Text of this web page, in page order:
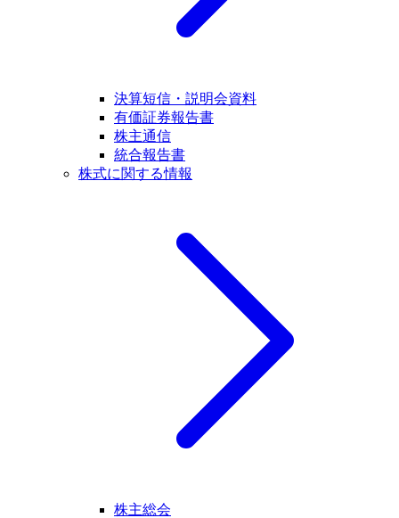
決算短信・説明会資料
有価証券報告書
株主通信
統合報告書
株式に関する情報
株主総会